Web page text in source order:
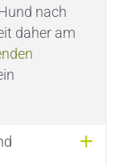
nach
daher am